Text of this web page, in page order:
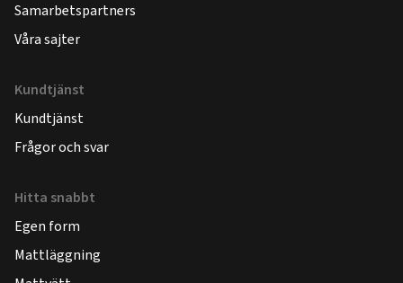
Samarbetspartners
Våra sajter
Kundtjänst
Kundtjänst
Frågor och svar
Hitta snabbt
Egen form
Mattläggning